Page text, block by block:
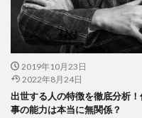
2019年10月23日
2022年8月24日
出世する人の特徴を徹底分析！
事の能力は本当に無関係？